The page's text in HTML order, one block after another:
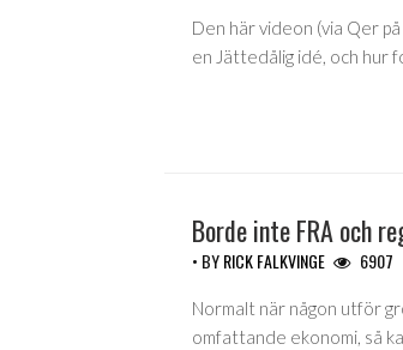
Den här videon (via Qer
en Jättedålig idé, och hur
Borde inte FRA och
• BYRICK FALKVINGE 6907
Normalt när någon utför
omfattande ekonomi, så